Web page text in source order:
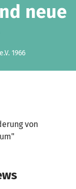
neue
1966
von